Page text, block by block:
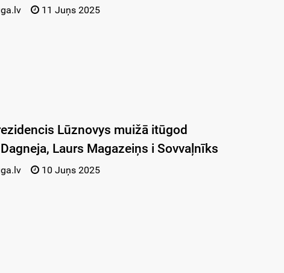
11 Juņs 2025
Lūznovys muižā itūgod
Laurs Magazeiņs i Sovvaļnīks
10 Juņs 2025